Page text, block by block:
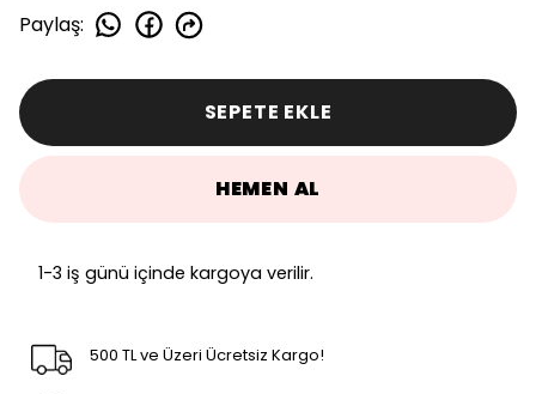
Paylaş:
SEPETE EKLE
HEMEN AL
1-3 iş günü içinde kargoya verilir.
500 TL ve Üzeri Ücretsiz Kargo!